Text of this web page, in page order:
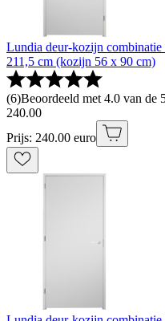
Lundia deur-kozijn
211,5 cm (kozijn 56 x 90 cm)
(6)Beoordeeld met 4.0 van de
240.00
Prijs: 240.00 euro